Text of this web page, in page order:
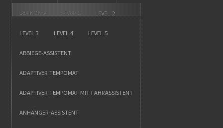
LEXIKON A LEVEL 1 LEVEL 2
LEVEL 3 LEVEL 4 LEVEL 5
ABBIEGE-ASSISTENT
ADAPTIVER TEMPOMAT
ADAPTIVER TEMPOMAT MIT FAHRASSISTENT
ANHÄNGER-ASSISTENT